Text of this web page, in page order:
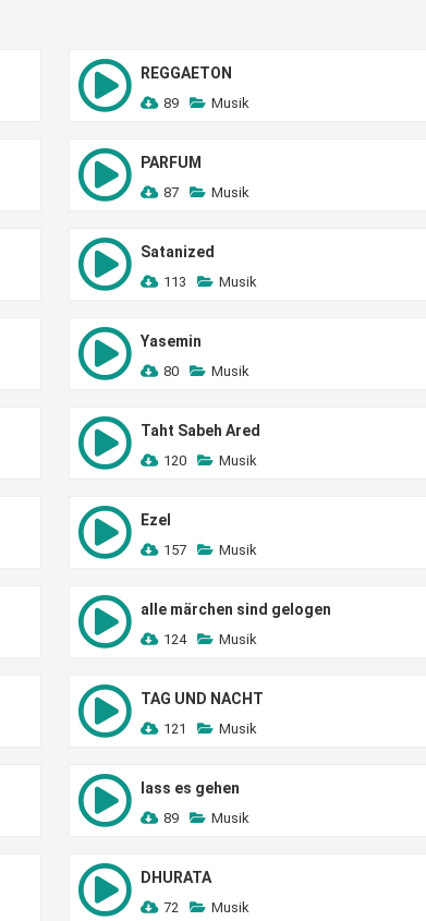
REGGAETON
89 Musik
PARFUM
87 Musik
Satanized
113 Musik
Yasemin
80 Musik
Taht Sabeh Ared
120 Musik
Ezel
157 Musik
alle märchen sind gelogen
124 Musik
TAG UND NACHT
121 Musik
lass es gehen
89 Musik
DHURATA
72 Musik